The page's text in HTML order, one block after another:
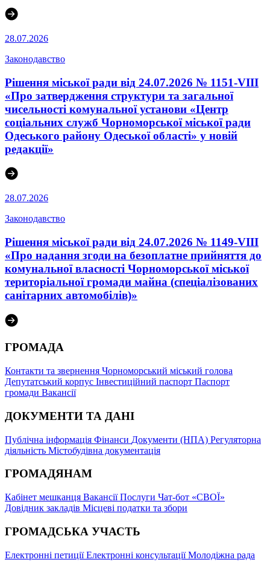
28.07.2026
Законодавство
Рішення міської ради від 24.07.2026 № 1151-VIII
«Про затвердження структури та загальної
чисельності комунальної установи «Центр
соціальних служб Чорноморської міської ради
Одеського району Одеської області» у новій
редакції»
28.07.2026
Законодавство
Рішення міської ради від 24.07.2026 № 1149-VIII
«Про надання згоди на безоплатне прийняття до
комунальної власності Чорноморської міської
територіальної громади майна (спеціалізованих
санітарних автомобілів)»
ГРОМАДА
Контакти та звернення Чорноморський міський голова
Депутатський корпус Інвестиційний паспорт Паспорт
громади Вакансії
ДОКУМЕНТИ ТА ДАНІ
Публічна інформація Фінанси Документи (НПА) Регуляторна
діяльність Містобудівна документація
ГРОМАДЯНАМ
Кабінет мешканця ВакансіїПослуги Чат-бот «СВОЇ»
Довідник закладів Місцеві податки та збори
ГРОМАДСЬКА УЧАСТЬ
Електронні петиціїЕлектронні консультаціїМолодіжна рада